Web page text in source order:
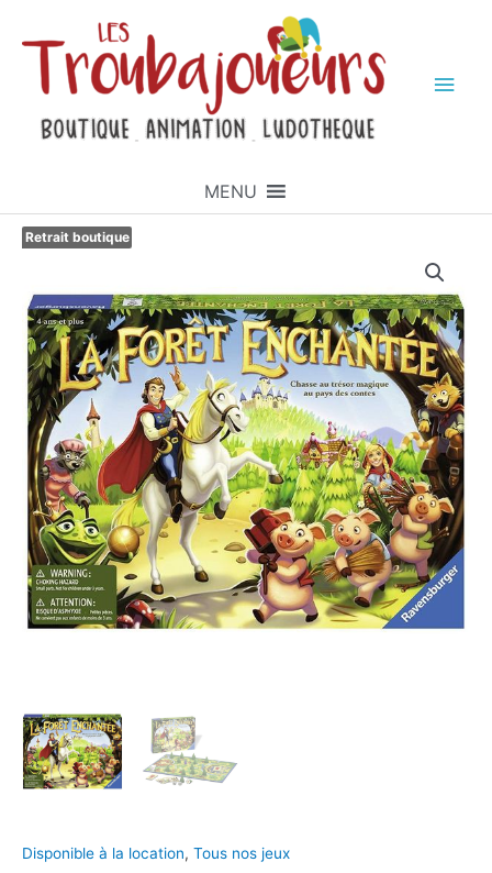
MENU
Retrait boutique
Disponible à la location, Tous nos jeux